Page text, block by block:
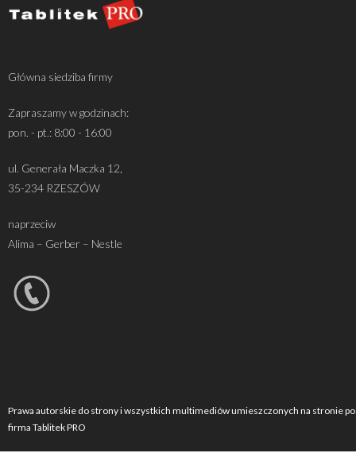
Główna siedziba firmy
Zapraszamy w godzinach:
pon. - pt.: 8:00 - 16:00
ul. Generała Maczka 12,
35-234 RZESZÓW
naprzeciw
Alima – Gerber – Nestle
Prawa autorskie do strony i wszystkich multimediów umieszczonych na stronie
firma Tablitek PRO